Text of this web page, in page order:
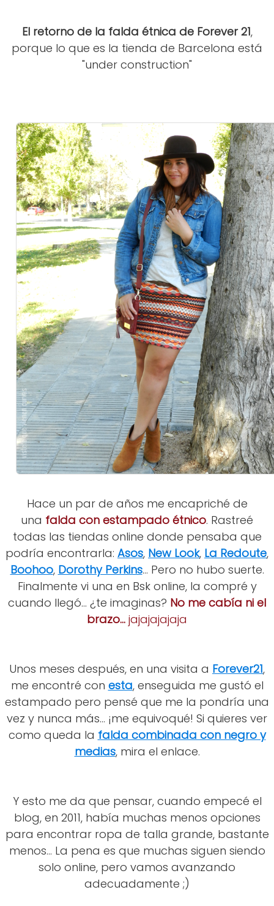
El retorno de la falda étnica de Forever 21,
porque lo que es la tienda de Barcelona está
"under construction"
Hace un par de años me encapriché de
una falda con estampado étnico. Rastreé
todas las tiendas online donde pensaba que
podría encontrarla: Asos, New Look, La Redoute,
Boohoo, Dorothy Perkins... Pero no hubo suerte.
Finalmente vi una en Bsk online, la compré y
cuando llegó... ¿te imaginas? No me cabía ni el
brazo... jajajajajaja
Unos meses después, en una visita a Forever21,
me encontré con esta, enseguida me gustó el
estampado pero pensé que me la pondría una
vez y nunca más... ¡me equivoqué! Si quieres ver
como queda la falda combinada con negro y
medias, mira el enlace.
Y esto me da que pensar, cuando empecé el
blog, en 2011, había muchas menos opciones
para encontrar ropa de talla grande, bastante
menos... La pena es que muchas siguen siendo
solo online, pero vamos avanzando
adecuadamente ;)